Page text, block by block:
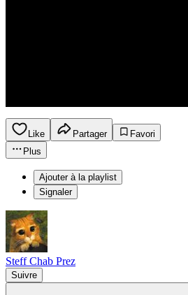
Like Partager
Favori
Plus
Ajouter à la playlist
Signaler
Steff Chab Prez
Suivre